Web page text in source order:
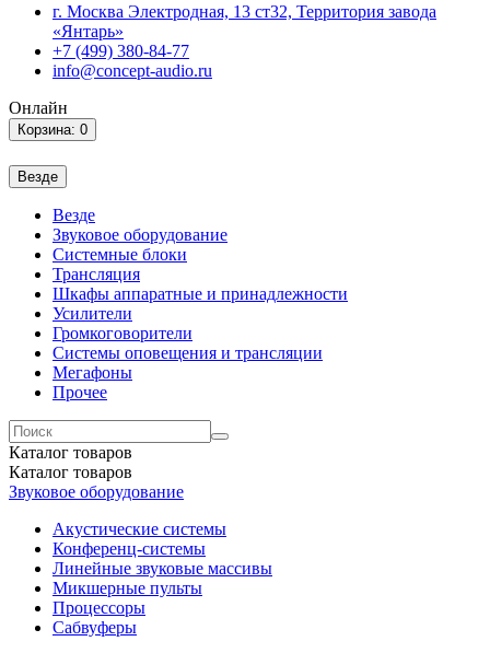
г. Москва Электродная, 13 ст32, Территория завода
«Янтарь»
+7 (499) 380-84-77
info@concept-audio.ru
Онлайн
Корзина: 0
Везде
Везде
Звуковое оборудование
Системные блоки
Трансляция
Шкафы аппаратные и принадлежности
Усилители
Громкоговорители
Системы оповещения и трансляции
Мегафоны
Прочее
Каталог товаров
Каталог товаров
Звуковое оборудование
Акустические системы
Конференц-системы
Линейные звуковые массивы
Микшерные пульты
Процессоры
Сабвуферы